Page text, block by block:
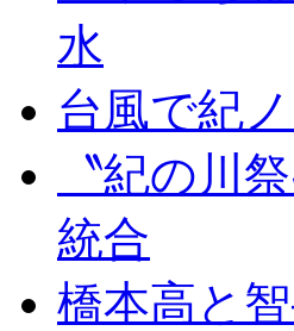
水
台風で紀
〝紀の川
統合
橋本高と